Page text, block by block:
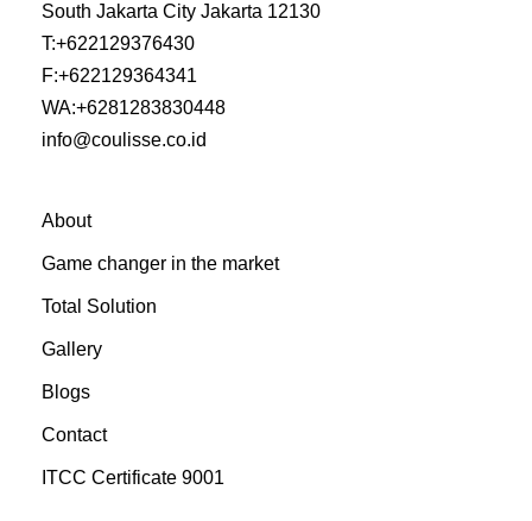
South Jakarta City Jakarta 12130
T:+622129376430
F:+622129364341
WA:+6281283830448
info@coulisse.co.id
About
Game changer in the market
Total Solution
Gallery
Blogs
Contact
ITCC Certificate 9001